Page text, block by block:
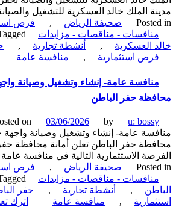
الملك خالد العسكرية للتشغيل والصيانة...
صحيفة الرياض , فرص
- مناقصات - مزايدات
Tagged
العسكرية
, أنشطة تجارية , حفر
استثمارية
, منافسة عامة
عامة- إنشاء وتشغيل وصيانة واجهة
حفر الباطن
Posted on 03/06/2026 by
u:
عامة- إنشاء وتشغيل وصيانة واجهة حفر
حفر الباطن تعلن أمانة محافظة حفر
الاستثمارية التالية في منافسة عامة
صحيفة الرياض , فرص
- مناقصات - مزايدات
Tagged
, أنشطة تجارية , حفر الباطن
, منافسة عامة اترك تعليقا